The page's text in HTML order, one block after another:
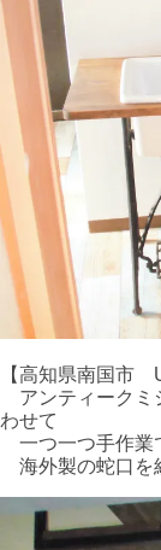
【高知県南国市
アンティークミ
わせて
一つ一つ手作業
海外製の蛇口を